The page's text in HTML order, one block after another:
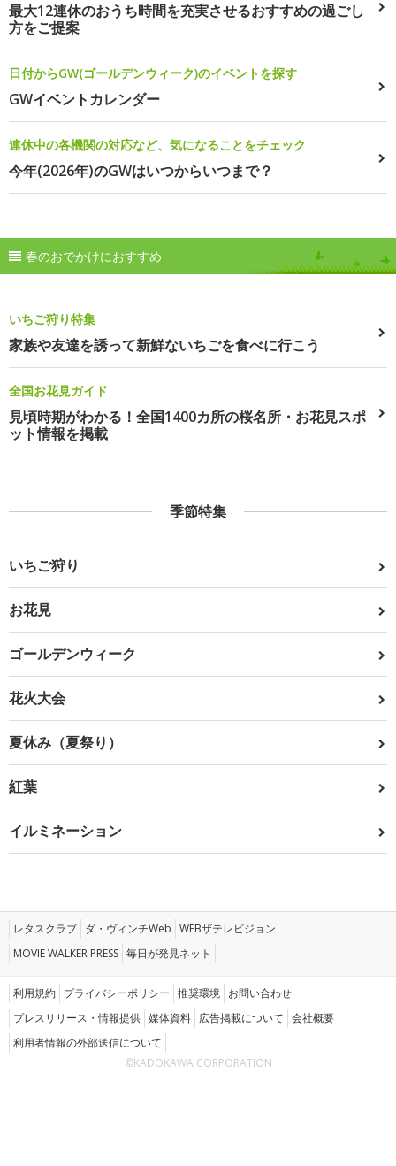
最大12連休のおうち時間を充実させるおすすめの過ごし
方をご提案
日付からGW(ゴールデンウィーク)のイベントを探す
GWイベントカレンダー
連休中の各機関の対応など、気になることをチェック
今年(2026年)のGWはいつからいつまで？
春のおでかけにおすすめ
いちご狩り特集
家族や友達を誘って新鮮ないちごを食べに行こう
全国お花見ガイド
見頃時期がわかる！全国1400カ所の桜名所・お花見スポ
ット情報を掲載
季節特集
いちご狩り
お花見
ゴールデンウィーク
花火大会
夏休み（夏祭り）
紅葉
イルミネーション
レタスクラブ ダ・ヴィンチWeb WEBザテレビジョン
MOVIE WALKER PRESS 毎日が発見ネット
利用規約 プライバシーポリシー 推奨環境 お問い合わせ
プレスリリース・情報提供 媒体資料 広告掲載について 会社概要
利用者情報の外部送信について
©KADOKAWA CORPORATION